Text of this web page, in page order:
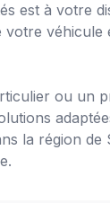
est à votre
véhicule
ou un
la région de